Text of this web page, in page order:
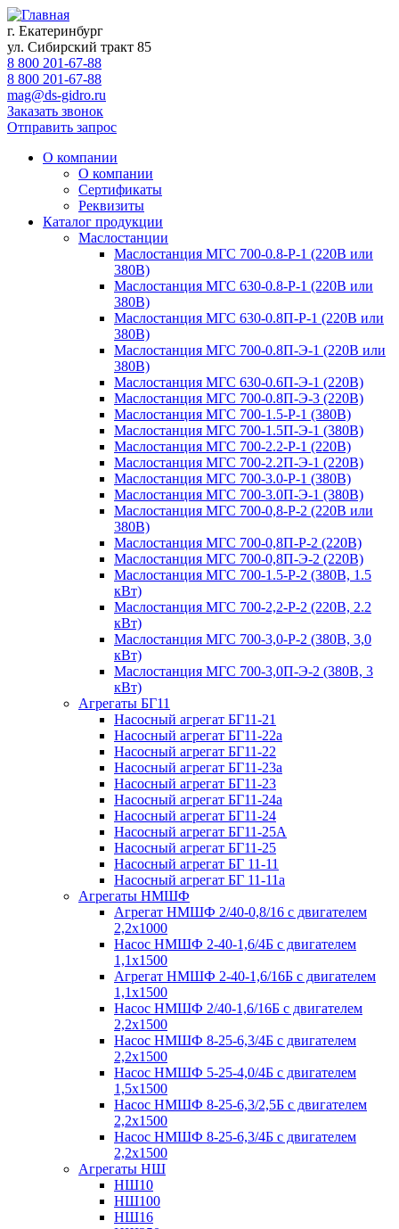
г. Екатеринбург
ул. Сибирский тракт 85
8 800 201-67-88
8 800 201-67-88
mag@ds-gidro.ru
Заказать звонок
Отправить запрос
О компании
О компании
Сертификаты
Реквизиты
Каталог продукции
Маслостанции
Маслостанция МГС 700-0.8-Р-1 (220В или
380В)
Маслостанция МГС 630-0.8-Р-1 (220В или
380В)
Маслостанция МГС 630-0.8П-Р-1 (220В или
380В)
Маслостанция МГС 700-0.8П-Э-1 (220В или
380В)
Маслостанция МГС 630-0.6П-Э-1 (220В)
Маслостанция МГС 700-0.8П-Э-3 (220В)
Маслостанция МГС 700-1.5-Р-1 (380В)
Маслостанция МГС 700-1.5П-Э-1 (380В)
Маслостанция МГС 700-2.2-Р-1 (220В)
Маслостанция МГС 700-2.2П-Э-1 (220В)
Маслостанция МГС 700-3.0-Р-1 (380В)
Маслостанция МГС 700-3.0П-Э-1 (380В)
Маслостанция МГС 700-0,8-Р-2 (220В или
380В)
Маслостанция МГС 700-0,8П-Р-2 (220В)
Маслостанция МГС 700-0,8П-Э-2 (220В)
Маслостанция МГС 700-1.5-Р-2 (380В, 1.5
кВт)
Маслостанция МГС 700-2,2-Р-2 (220В, 2.2
кВт)
Маслостанция МГС 700-3,0-Р-2 (380В, 3,0
кВт)
Маслостанция МГС 700-3,0П-Э-2 (380В, 3
кВт)
Агрегаты БГ11
Насосный агрегат БГ11-21
Насосный агрегат БГ11-22а
Насосный агрегат БГ11-22
Насосный агрегат БГ11-23а
Насосный агрегат БГ11-23
Насосный агрегат БГ11-24а
Насосный агрегат БГ11-24
Насосный агрегат БГ11-25А
Насосный агрегат БГ11-25
Насосный агрегат БГ 11-11
Насосный агрегат БГ 11-11а
Агрегаты НМШФ
Агрегат НМШФ 2/40-0,8/16 с двигателем
2,2х1000
Насос НМШФ 2-40-1,6/4Б с двигателем
1,1х1500
Агрегат НМШФ 2-40-1,6/16Б с двигателем
1,1х1500
Насос НМШФ 2/40-1,6/16Б с двигателем
2,2х1500
Насос НМШФ 8-25-6,3/4Б с двигателем
2,2х1500
Насос НМШФ 5-25-4,0/4Б с двигателем
1,5х1500
Насос НМШФ 8-25-6,3/2,5Б с двигателем
2,2х1500
Насос НМШФ 8-25-6,3/4Б с двигателем
2,2х1500
Агрегаты НШ
НШ10
НШ100
НШ16